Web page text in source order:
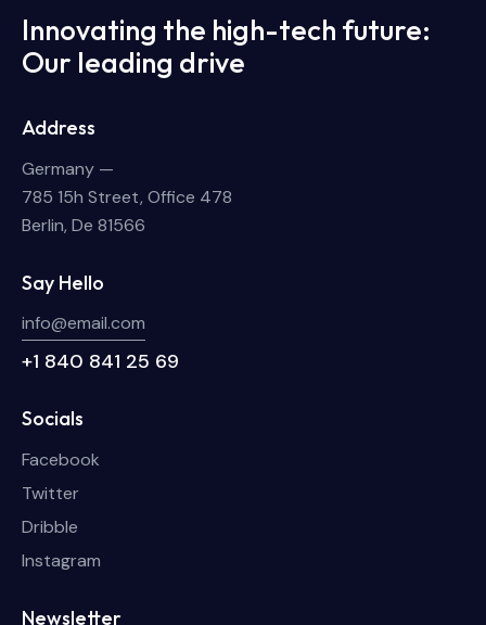
Innovating the high-tech future:
Our leading drive
Address
Germany —
785 15h Street, Office 478
Berlin, De 81566
Say Hello
info@email.com
+1 840 841 25 69
Socials
Facebook
Twitter
Dribble
Instagram
Newsletter